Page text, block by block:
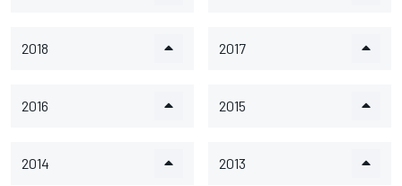
2018 2017
2016 2015
2014 2013